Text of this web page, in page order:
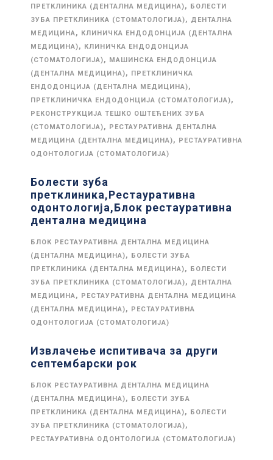
ПРЕТКЛИНИКА (ДЕНТАЛНА МЕДИЦИНА), БОЛЕСТИ
ЗУБА ПРЕТКЛИНИКА (СТОМАТОЛОГИЈА), ДЕНТАЛНА
МЕДИЦИНА, КЛИНИЧКА ЕНДОДОНЦИЈА (ДЕНТАЛНА
МЕДИЦИНА), КЛИНИЧКА ЕНДОДОНЦИЈА
(СТОМАТОЛОГИЈА), МАШИНСКА ЕНДОДОНЦИЈА
(ДЕНТАЛНА МЕДИЦИНА), ПРЕТКЛИНИЧКА
ЕНДОДОНЦИЈА (ДЕНТАЛНА МЕДИЦИНА),
ПРЕТКЛИНИЧКА ЕНДОДОНЦИЈА (СТОМАТОЛОГИЈА),
РЕКОНСТРУКЦИЈА ТЕШКО ОШТЕЋЕНИХ ЗУБА
(СТОМАТОЛОГИЈА), РЕСТАУРАТИВНА ДЕНТАЛНА
МЕДИЦИНА (ДЕНТАЛНА МЕДИЦИНА), РЕСТАУРАТИВНА
ОДОНТОЛОГИЈА (СТОМАТОЛОГИЈА)
Болести зуба
претклиника,Рестауративна
одонтологија,Блок рестауративна
дентална медицина
БЛОК РЕСТАУРАТИВНА ДЕНТАЛНА МЕДИЦИНА
(ДЕНТАЛНА МЕДИЦИНА), БОЛЕСТИ ЗУБА
ПРЕТКЛИНИКА (ДЕНТАЛНА МЕДИЦИНА), БОЛЕСТИ
ЗУБА ПРЕТКЛИНИКА (СТОМАТОЛОГИЈА), ДЕНТАЛНА
МЕДИЦИНА, РЕСТАУРАТИВНА ДЕНТАЛНА МЕДИЦИНА
(ДЕНТАЛНА МЕДИЦИНА), РЕСТАУРАТИВНА
ОДОНТОЛОГИЈА (СТОМАТОЛОГИЈА)
Извлачење испитивача за други
септембарски рок
БЛОК РЕСТАУРАТИВНА ДЕНТАЛНА МЕДИЦИНА
(ДЕНТАЛНА МЕДИЦИНА), БОЛЕСТИ ЗУБА
ПРЕТКЛИНИКА (ДЕНТАЛНА МЕДИЦИНА), БОЛЕСТИ
ЗУБА ПРЕТКЛИНИКА (СТОМАТОЛОГИЈА),
РЕСТАУРАТИВНА ОДОНТОЛОГИЈА (СТОМАТОЛОГИЈА)